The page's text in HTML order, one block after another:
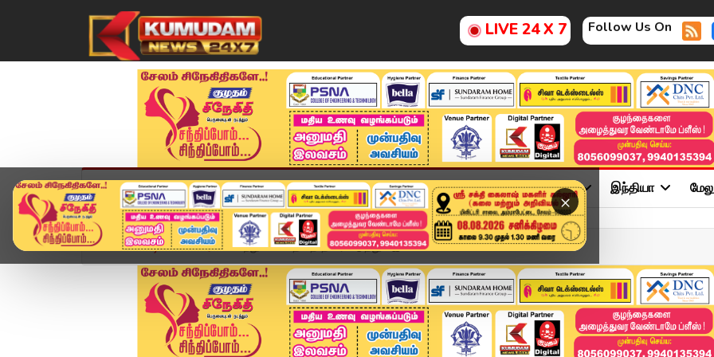
LIVE 24 X 7 Follow Us On
×
முகப்பு விளையாட்டு அண்மை தமிழ்நாடு சினிமா அரசியல் விளையாட்டு இந்தியா
Home வீடியோ ஸ்டோரி சுற்றுப்பயணத்தை தீவிரப்படுத்தும் இ.பி.எஸ்.. பயண...